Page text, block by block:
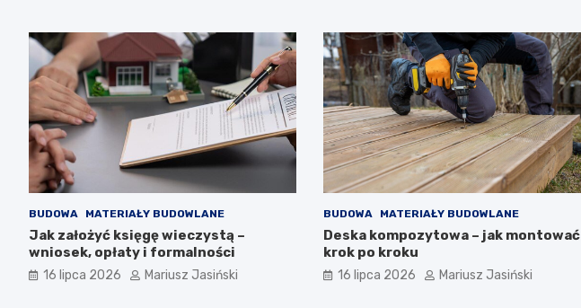
BUDOWA MATERIAŁY BUDOWLANE
Jak założyć księgę wieczystą –
wniosek, opłaty i formalności
16 lipca 2026 Mariusz Jasiński
BUDOWA MATERIAŁY BUDOWLANE
Deska kompozytowa – jak montować
krok po kroku
16 lipca 2026 Mariusz Jasiński